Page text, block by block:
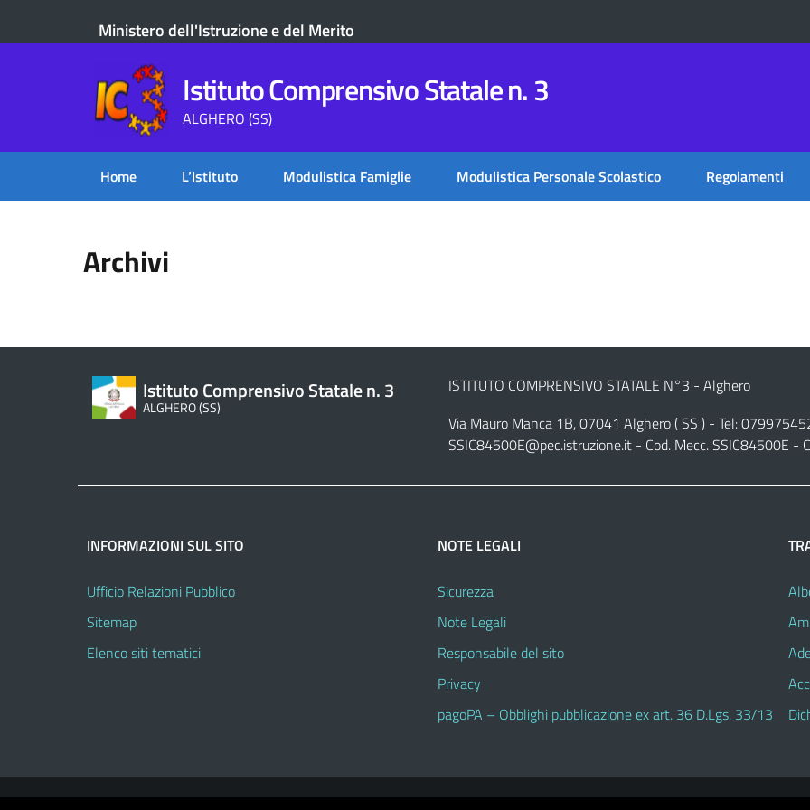
Ministero dell'Istruzione e del Merito
Istituto Comprensivo Statale n. 3
ALGHERO (SS)
Home L’Istituto Modulistica Famiglie Modulistica Personale Scolastico Regolamenti
Archivi
Istituto Comprensivo Statale n. 3
ALGHERO (SS)
ISTITUTO COMPRENSIVO STATALE N°3 - Alghero
Via Mauro Manca 1B, 07041 Alghero ( SS ) - Tel:
SSIC84500E@pec.istruzione.it- Cod. Mecc. SSIC84500E -
INFORMAZIONI SUL SITO
Ufficio Relazioni Pubblico
Sitemap
Elenco siti tematici
NOTE LEGALI
Sicurezza
Note Legali
Responsabile del sito
Privacy
pagoPA – Obblighi pubblicazione ex art. 36 D.Lgs. 33/13